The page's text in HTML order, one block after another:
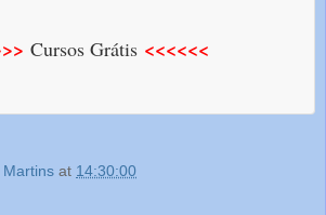
Cursos Grátis <<<<<<
Martins at 14:30:00